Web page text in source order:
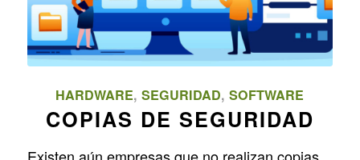
HARDWARE,SEGURIDAD,SOFTWARE
COPIAS DE SEGURIDAD